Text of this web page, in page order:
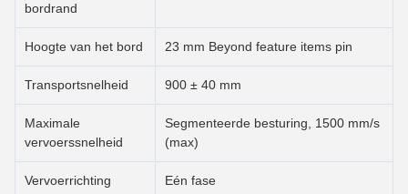
bordrand
Hoogte van het bord 23 mm Beyond feature items pin
Transportsnelheid 900 ± 40 mm
Maximale
vervoerssnelheid
Segmenteerde besturing, 1500 mm/s
(max)
Vervoerrichting Eén fase